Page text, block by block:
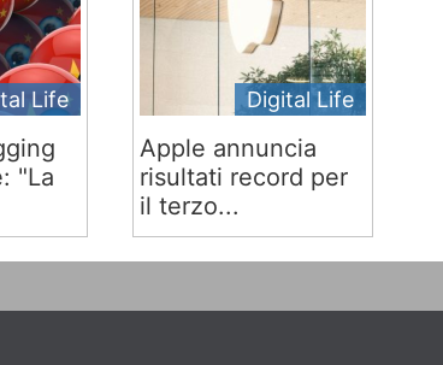
Life
"La
Digital Life
Apple annuncia
risultati record per
il terzo...